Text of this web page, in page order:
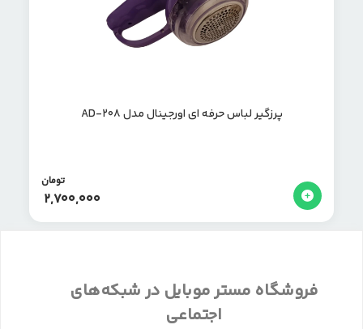
پرزگیر لباس حرفه ای اورجینال مدل AD-208
2,700,000
تومان
فروشگاه مستر موبایل در شبکه‌های
اجتماعی